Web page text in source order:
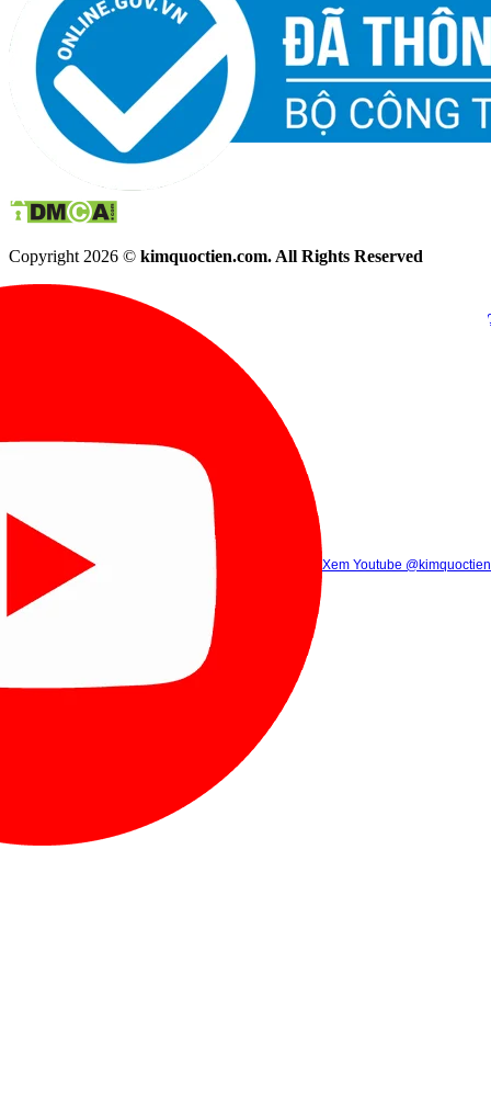
Copyright 2026 © kimquoctien.com. All Rights Reserved
Xem Tik Tok
(8h00 - 21h30)
(8h00 -
Gọi điện (8h00 - 21h30)
Xem Youtube @kimquoctien